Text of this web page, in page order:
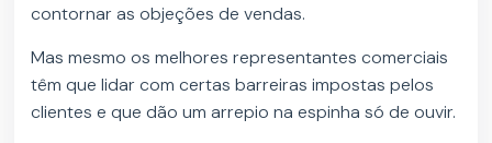
contornar as objeções de vendas.
Mas mesmo os melhores representantes comerciais
têm que lidar com certas barreiras impostas pelos
clientes e que dão um arrepio na espinha só de ouvir.